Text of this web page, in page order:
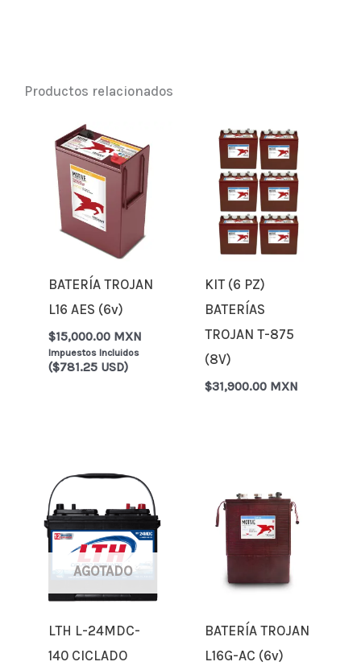
Productos relacionados
BATERÍA TROJAN
L16 AES (6v)
$15,000.00 MXN
Impuestos Incluidos
($781.25 USD)
KIT (6 PZ)
BATERÍAS
TROJAN T-875
(8V)
$31,900.00 MXN
AGOTADO
LTH L-24MDC-
140 CICLADO
BATERÍA TROJAN
L16G-AC (6v)